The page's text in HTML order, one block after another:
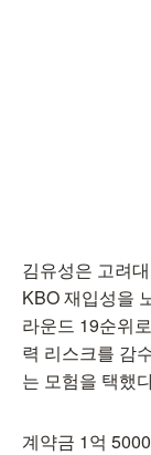
김유성은 고려
KBO 재입성을
라운드 19순위
력 리스크를 감
는 모험을 택했
계약금 1억